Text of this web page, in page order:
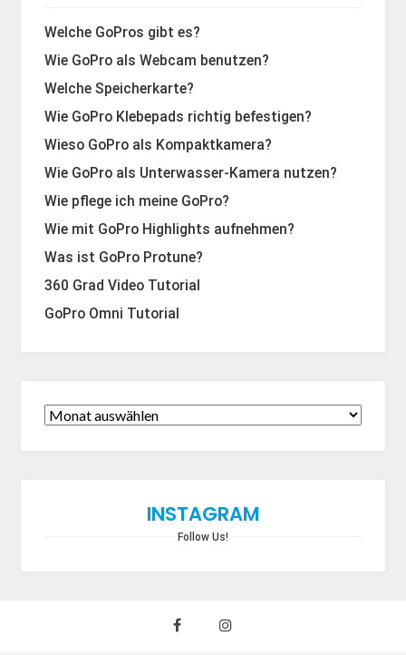
Welche GoPros gibt es?
Wie GoPro als Webcam benutzen?
Welche Speicherkarte?
Wie GoPro Klebepads richtig befestigen?
Wieso GoPro als Kompaktkamera?
Wie GoPro als Unterwasser-Kamera nutzen?
Wie pflege ich meine GoPro?
Wie mit GoPro Highlights aufnehmen?
Was ist GoPro Protune?
360 Grad Video Tutorial
GoPro Omni Tutorial
INSTAGRAM
Follow Us!